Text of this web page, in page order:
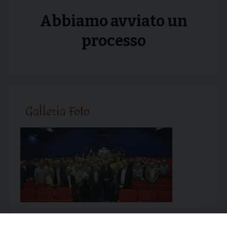
Abbiamo avviato un
processo
Galleria Foto